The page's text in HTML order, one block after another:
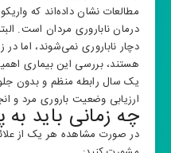
مطالعات نشان داده‌اند که
درمان ناباروری مردان است.
دچار ناباروری نمی‌شوند، اما
هستند، بررسی این بیماری
یک سال رابطه منظم و بدون
ارزیابی وضعیت باروری مرد و
چه زمانی باید
در صورت مشاهده هر یک از